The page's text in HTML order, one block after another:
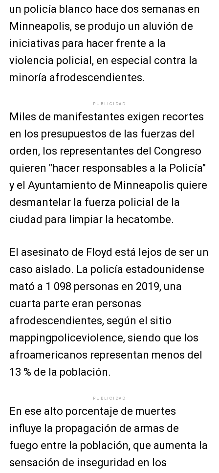
un policía blanco hace dos semanas en
Minneapolis, se produjo un aluvión de
iniciativas para hacer frente a la
violencia policial, en especial contra la
minoría afrodescendientes.
PUBLICIDAD
Miles de manifestantes exigen recortes
en los presupuestos de las fuerzas del
orden, los representantes del Congreso
quieren "hacer responsables a la Policía"
y el Ayuntamiento de Minneapolis quiere
desmantelar la fuerza policial de la
ciudad para limpiar la hecatombe.
El asesinato de Floyd está lejos de ser un
caso aislado. La policía estadounidense
mató a 1 098 personas en 2019, una
cuarta parte eran personas
afrodescendientes, según el sitio
mappingpoliceviolence, siendo que los
afroamericanos representan menos del
13 % de la población.
PUBLICIDAD
En ese alto porcentaje de muertes
influye la propagación de armas de
fuego entre la población, que aumenta la
sensación de inseguridad en los